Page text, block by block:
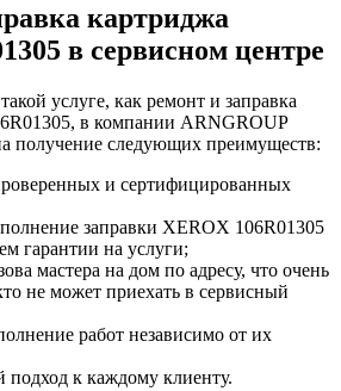
картриджа
в сервисном центре
услуге, как ремонт и заправка
в компании ARNGROUP
получение следующих преимуществ:
и сертифицированных
заправки XEROX 106R01305
гарантии на услуги;
мастера на дом по адресу, что очень
не может приехать в сервисный
работ независимо от их
к каждому клиенту.